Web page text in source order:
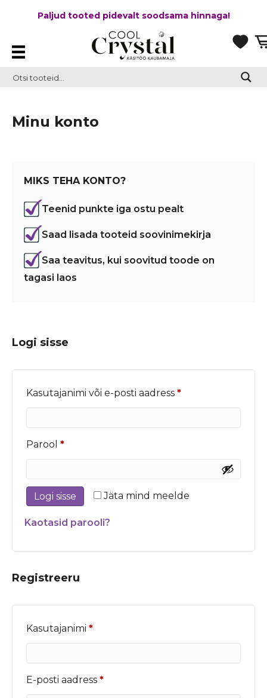
Paljud tooted pidevalt soodsama hinnaga!
Minu konto
MIKS TEHA KONTO?
Teenid punkte iga ostu pealt
Saad lisada tooteid soovinimekirja
Saa teavitus, kui soovitud toode on
tagasi laos
Logi sisse
Kasutajanimi või e-posti aadress *Nõutud
Parool *Nõutud
Jäta mind meelde
Logi sisse
Kaotasid parooli?
Registreeru
Kasutajanimi *Nõutud
E-posti aadress *Nõutud